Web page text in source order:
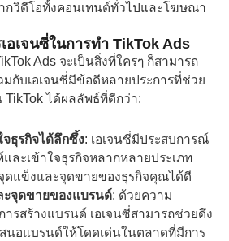
กวิดีโอทั้งคอนเทนต์ทั่วไปและโฆษณา
อเจนซี่ในการทำ TikTok Ads
Ads จะเป็นสิ่งที่ใครๆ ก็สามารถ
กับเอเจนซี่มีข้อดีหลายประการที่ช่วย
ได้ผลลัพธ์ที่ดีกว่า:
จธุรกิจได้ลึกซึ้ง: เอเจนซี่มีประสบการณ์
และเข้าใจธุรกิจหลากหลายประเภท
ดแข็งและจุดขายของธุรกิจคุณได้ดี
ะจุดขายของแบรนด์: ด้วยความ
รสร้างแบรนด์ เอเจนซี่สามารถช่วยดึง
นอแบรนด์ให้โดดเด่นในตลาดที่มีการ